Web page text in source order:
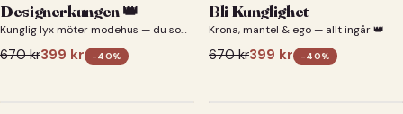
Designerkungen 👑
Kunglig lyx möter modehus — du som
670kr399 kr -40%
Bli Kunglighet
Krona, mantel & ego — allt ingår 👑
670kr399 kr -40%